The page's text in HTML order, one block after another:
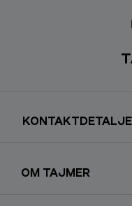
OM TAJMER